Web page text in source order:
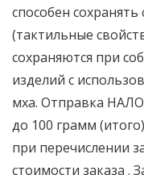
способен
(тактильные
сохраняются при
изделий с
мха. Отправка
до 100 грамм
при перечислении
стоимости заказа .